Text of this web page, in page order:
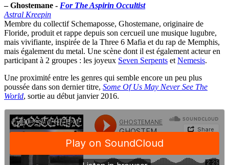
– Ghostemane - For The Aspirin Occultist
Astral Kreepin
Membre du collectif Schemaposse, Ghostemane, originaire de
Floride, produit et rappe depuis son cercueil une musique lugubre,
mais vivifiante, inspirée de la Three 6 Mafia et du rap de Memphis,
mais également du metal. Une scène dont il est également acteur en
participant à 2 groupes : les joyeux Seven Serpents et Nemesis.
Une proximité entre les genres qui semble encore un peu plus
poussée dans son dernier titre, Some Of Us May Never See The
World, sortie au début janvier 2016.